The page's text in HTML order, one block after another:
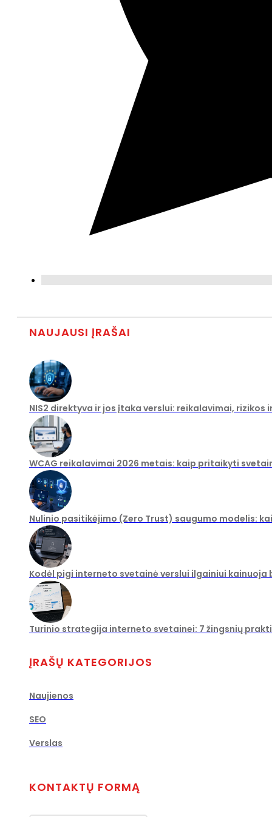
NAUJAUSI ĮRAŠAI
NIS2 direktyva ir jos įtaka verslui: reikalavimai, rizikos
WCAG reikalavimai 2026 metais: kaip pritaikyti
Nulinio pasitikėjimo (Zero Trust) saugumo modelis:
Kodėl pigi interneto svetainė verslui ilgainiui kainuoja
Turinio strategija interneto svetainei: 7 žingsnių
ĮRAŠŲ KATEGORIJOS
Naujienos
SEO
Verslas
KONTAKTŲ FORMĄ